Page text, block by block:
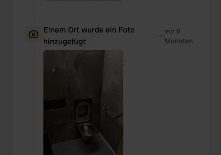
Einem Ort wurde ein Foto
hinzugefügt
—vor 9
Monaten